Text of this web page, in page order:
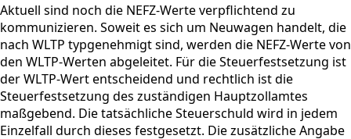
Aktuell sind noch die NEFZ-Werte verpflichtend zu
kommunizieren. Soweit es sich um Neuwagen handelt, die
nach WLTP typgenehmigt sind, werden die NEFZ-Werte von
den WLTP-Werten abgeleitet. Für die Steuerfestsetzung ist
der WLTP-Wert entscheidend und rechtlich ist die
Steuerfestsetzung des zuständigen Hauptzollamtes
maßgebend. Die tatsächliche Steuerschuld wird in jedem
Einzelfall durch dieses festgesetzt. Die zusätzliche Angabe